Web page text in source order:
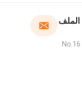
Betop Industrial Tools الملف